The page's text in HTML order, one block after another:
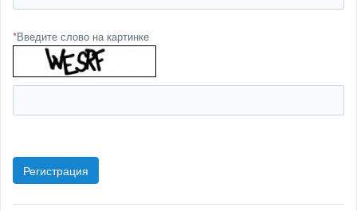
*Введите слово на картинке